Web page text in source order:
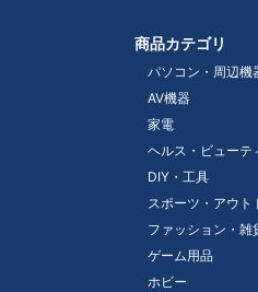
商品カテゴリ
パソコン・周辺機
AV機器
家電
ヘルス・ビューテ
DIY・工具
スポーツ・アウト
ファッション・雑
ゲーム用品
ホビー